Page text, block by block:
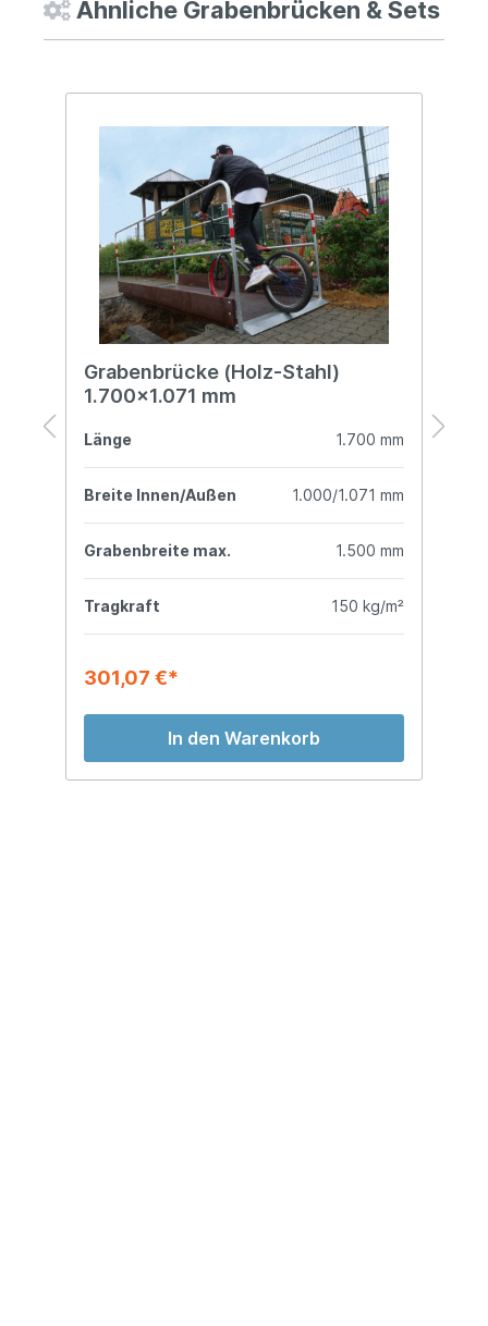
Ähnliche Grabenbrücken & Sets
Grabenbrücke (Holz-Stahl)
1.700x1.071 mm
Länge 1.700 mm
Breite Innen/Außen 1.000/1.071 mm
Grabenbreite max. 1.500 mm
Tragkraft 150 kg/m²
301,07 €*
In den Warenkorb